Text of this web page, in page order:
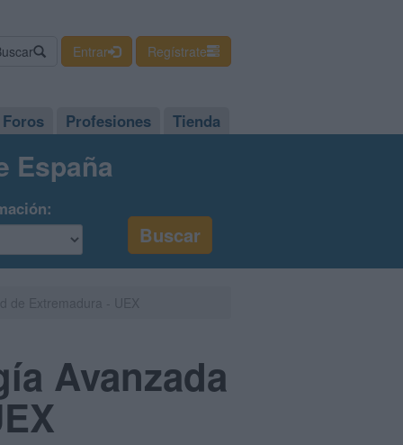
Entrar Regístrate
Foros Profesiones Tienda
España
Avanzada